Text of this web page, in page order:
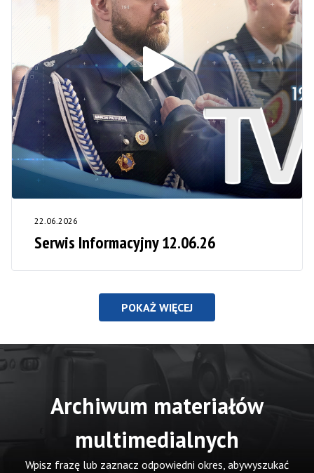
22.06.2026
Serwis Informacyjny 12.06.26
POKAŻ WIĘCEJ
Archiwum materiałów
multimedialnych
Wpisz frazę lub zaznacz odpowiedni okres, abywyszukać